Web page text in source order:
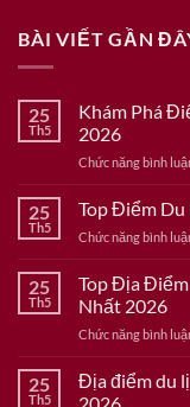
BÀI VIẾT GẦN
25
Th5
Khám Phá
2026
Chức năng bình
25
Th5
Top Điểm Du
Chức năng bình
25
Th5
Top Địa
Nhất 2026
Chức năng bình
25
Th5
Địa điểm du